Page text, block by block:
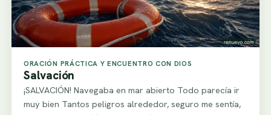
ORACIÓN PRÁCTICA Y ENCUENTRO CON DIOS
Salvación
¡SALVACIÓN! Navegaba en mar abierto Todo parecía ir
muy bien Tantos peligros alrededor, seguro me sentía,